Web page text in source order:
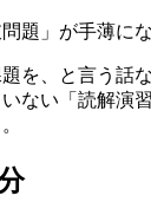
題」が手薄に
を、と言う話
ない「読解演